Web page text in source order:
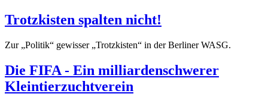
Trotzkisten spalten nicht!
Zur „Politik“ gewisser „Trotzkisten“ in der Berliner WASG.
Die FIFA - Ein milliardenschwerer
Kleintierzuchtverein